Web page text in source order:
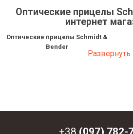
Оптические прицелы
интернет
Оптические прицелы Schmidt &
Bender
Оптический прицел Schmidt &Развернуть
+38 (097) 782-